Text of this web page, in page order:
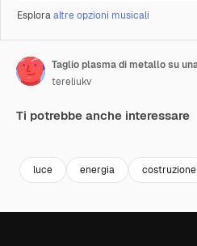
Esploraaltre opzioni musicali
tereliukv
Ti potrebbe anche interessare
luce energia costruzione